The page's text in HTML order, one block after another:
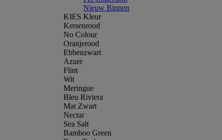
Nieuw Binnen
KIES Kleur
Kersenrood
No Colour
Oranjerood
Ebbenzwart
Azure
Flint
Wit
Meringue
Bleu Riviera
Mat Zwart
Nectar
Sea Salt
Bamboo Green